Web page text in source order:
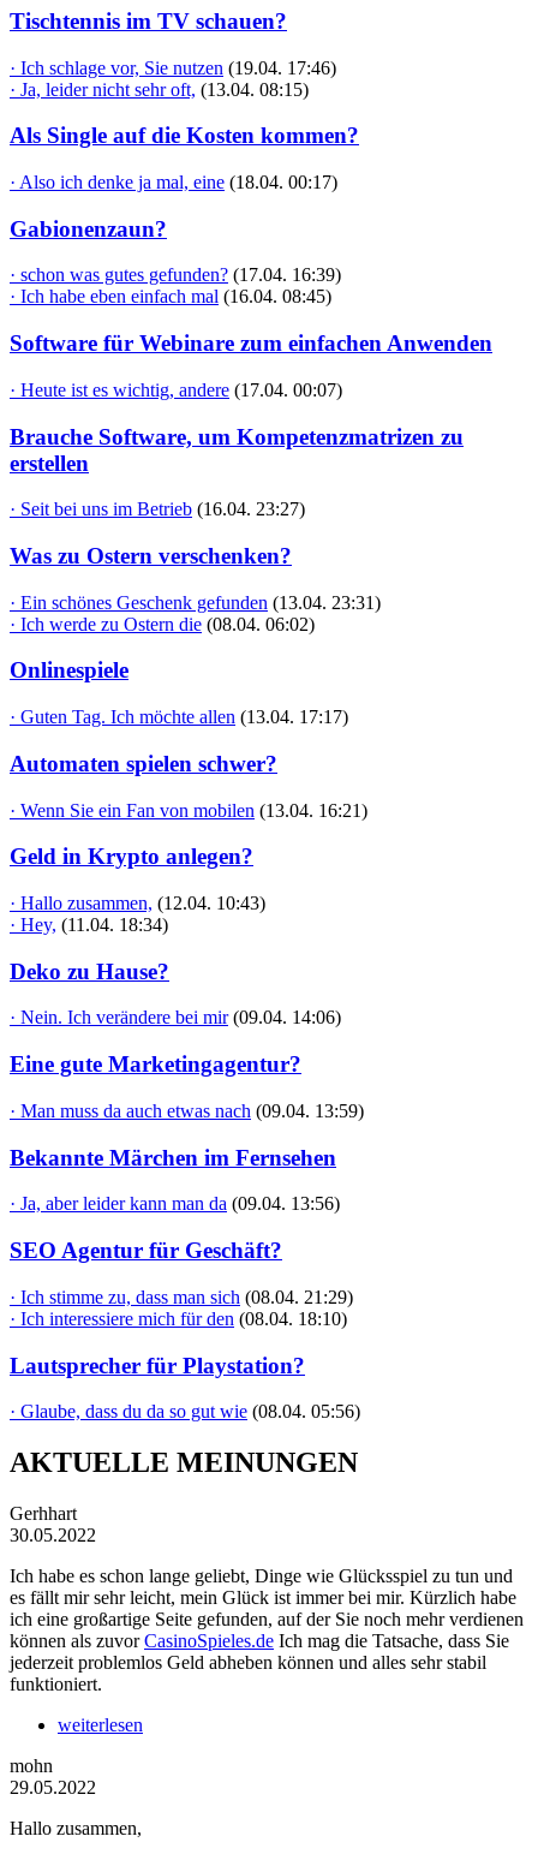
Tischtennis im TV schauen?
· Ich schlage vor, Sie nutzen (19.04. 17:46)
· Ja, leider nicht sehr oft, (13.04. 08:15)
Als Single auf die Kosten kommen?
· Also ich denke ja mal, eine (18.04. 00:17)
Gabionenzaun?
· schon was gutes gefunden? (17.04. 16:39)
· Ich habe eben einfach mal (16.04. 08:45)
Software für Webinare zum einfachen Anwenden
· Heute ist es wichtig, andere (17.04. 00:07)
Brauche Software, um Kompetenzmatrizen zu
erstellen
· Seit bei uns im Betrieb (16.04. 23:27)
Was zu Ostern verschenken?
· Ein schönes Geschenk gefunden (13.04. 23:31)
· Ich werde zu Ostern die (08.04. 06:02)
Onlinespiele
· Guten Tag. Ich möchte allen (13.04. 17:17)
Automaten spielen schwer?
· Wenn Sie ein Fan von mobilen (13.04. 16:21)
Geld in Krypto anlegen?
· Hallo zusammen, (12.04. 10:43)
· Hey, (11.04. 18:34)
Deko zu Hause?
· Nein. Ich verändere bei mir (09.04. 14:06)
Eine gute Marketingagentur?
· Man muss da auch etwas nach (09.04. 13:59)
Bekannte Märchen im Fernsehen
· Ja, aber leider kann man da (09.04. 13:56)
SEO Agentur für Geschäft?
· Ich stimme zu, dass man sich (08.04. 21:29)
· Ich interessiere mich für den (08.04. 18:10)
Lautsprecher für Playstation?
· Glaube, dass du da so gut wie (08.04. 05:56)
AKTUELLE MEINUNGEN
Gerhhart
30.05.2022
Ich habe es schon lange geliebt, Dinge wie Glücksspiel zu tun und
es fällt mir sehr leicht, mein Glück ist immer bei mir. Kürzlich habe
ich eine großartige Seite gefunden, auf der Sie noch mehr verdienen
können als zuvorCasinoSpieles.de Ich mag die Tatsache, dass Sie
jederzeit problemlos Geld abheben können und alles sehr stabil
funktioniert.
weiterlesen
mohn
29.05.2022
Hallo zusammen,